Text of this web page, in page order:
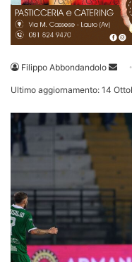
Filippo Abbondandolo
Invia
Ultimo aggiornamento: 14